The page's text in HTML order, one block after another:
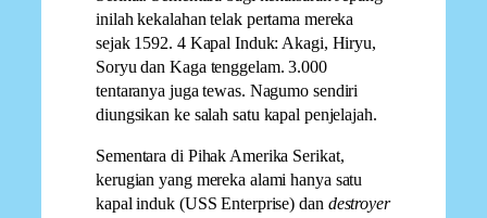
inilah kekalahan telak pertama mereka
sejak 1592. 4 Kapal Induk: Akagi, Hiryu,
Soryu dan Kaga tenggelam. 3.000
tentaranya juga tewas. Nagumo sendiri
diungsikan ke salah satu kapal penjelajah.
Sementara di Pihak Amerika Serikat,
kerugian yang mereka alami hanya satu
kapal induk (USS Enterprise) dan destroyer